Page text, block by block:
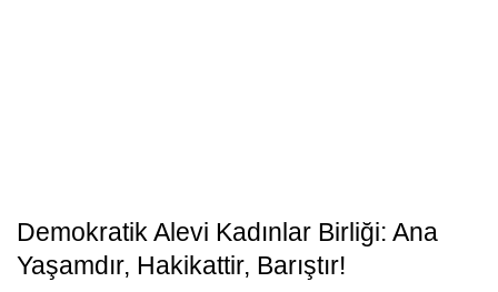
Demokratik Alevi Kadınlar Birliği: Ana
Yaşamdır, Hakikattir, Barıştır!